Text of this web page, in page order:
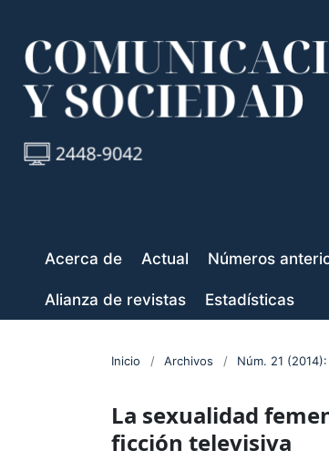
Acerca de Actual Números
Alianza de revistas Estadísticas
Inicio / Archivos / Núm. 21 (2014):
La sexualidad
ficción televisiva